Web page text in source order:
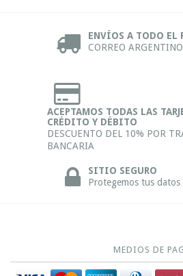
ENVÍOS A TODO EL
CORREO ARGENTINO
ACEPTAMOS TODAS LAS
CRÉDITO Y DÉBITO
DESCUENTO DEL 10% POR
BANCARIA
SITIO SEGURO
Protegemos tus datos
MEDIOS DE